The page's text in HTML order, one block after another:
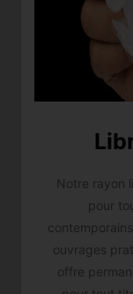
Notre rayon
pour
ouvrages
offre